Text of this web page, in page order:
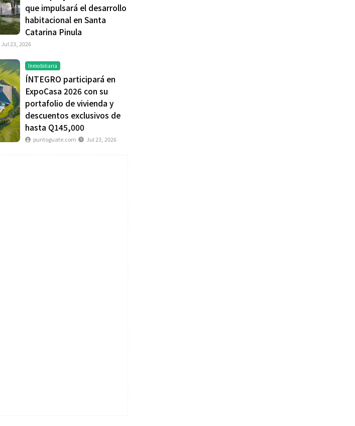
que impulsará el desarrollo
habitacional en Santa
Catarina Pinula
Jul 23, 2026
Inmobiliaria
ÍNTEGRO participará en
ExpoCasa 2026 con su
portafolio de vivienda y
descuentos exclusivos de
hasta Q145,000
puntoguate.com Jul 23, 2026